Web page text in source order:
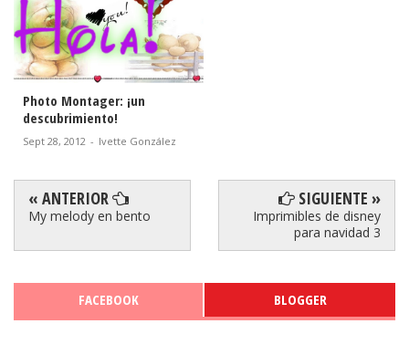
Photo Montager: ¡un
descubrimiento!
Sept 28, 2012 - Ivette González
« ANTERIOR
My melody en bento
SIGUIENTE »
Imprimibles de disney
para navidad 3
FACEBOOK BLOGGER